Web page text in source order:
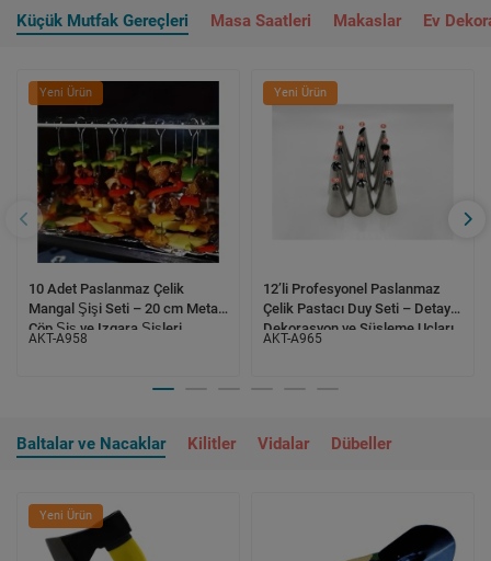
Küçük Mutfak Gereçleri Masa Saatleri Makaslar Ev
Yeni Ürün
10 Adet Paslanmaz Çelik
Mangal Şişi Seti – 20 cm Metal
Çöp Şiş ve Izgara Şişleri
AKT-A958
Yeni Ürün
12’li Profesyonel Paslanmaz
Çelik Pastacı Duy Seti – Detaylı
Dekorasyon ve Süsleme Uçları
AKT-A965
Baltalar ve Nacaklar Kilitler Vidalar Dübeller
Yeni Ürün